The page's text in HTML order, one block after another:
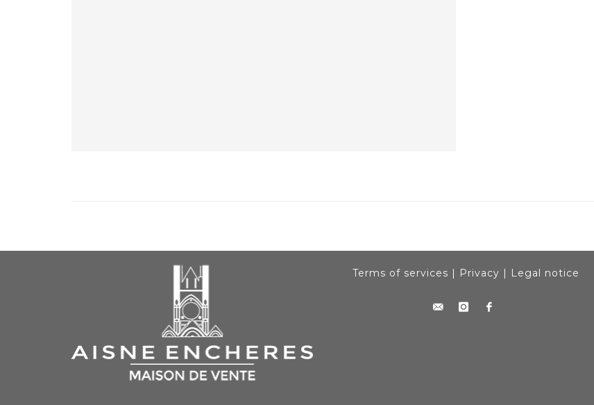
Terms of services | Privacy | Legal notice